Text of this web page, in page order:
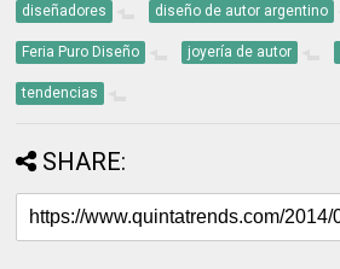
diseñadores diseño de autor argentino
Feria Puro Diseño joyería de autor
tendencias
SHARE: